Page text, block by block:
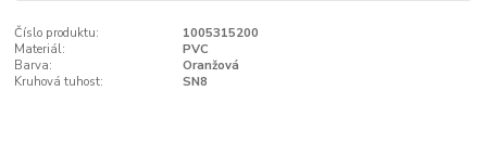
Číslo produktu:
1005315200
Materiál:
PVC
Barva:
Oranžová
Kruhová tuhost:
SN8